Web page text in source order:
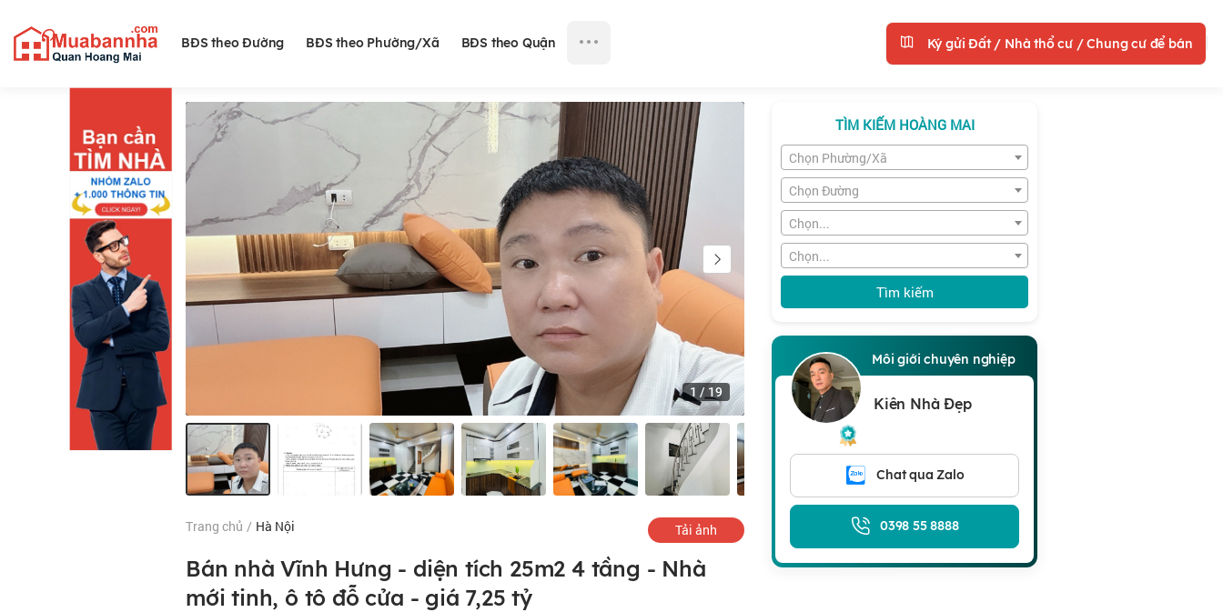
Ký gửi Đất / Nhà thổ cư / Chung cư để bán
BĐS theo Đường BĐS theo Phường/Xã BĐS theo Quận
1 / 19
Trang chủ / Hà Nội Tải ảnh
Bán nhà Vĩnh Hưng - diện tích 25m2 4 tầng - Nhà
mới tinh, ô tô đỗ cửa - giá 7,25 tỷ
TÌM KIẾM HOÀNG MAI
Chọn Phường/Xã
Chọn Đường
Chọn...
Chọn...
Tìm kiếm
Môi giới chuyên nghiệp
Kiên Nhà Đẹp
Chat qua Zalo
0398 55 8888